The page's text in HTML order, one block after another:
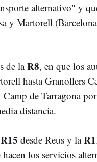
alternativo" y
y Martorell
de laR8, en que los
hasta Granollers
de Tarragona
distancia.
R15 desde Reus y la
hacen los servicios